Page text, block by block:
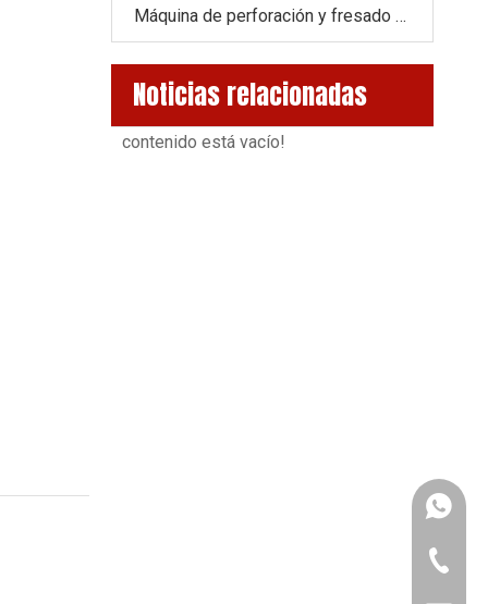
Máquina de perforación y fresado ZX3840
Noticias relacionadas
contenido está vacío!
+86
+86-